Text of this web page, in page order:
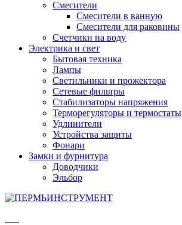
Смесители
Смесители в ванную
Смесители для раковины
Счетчики на воду
Электрика и свет
Бытовая техника
Лампы
Светильники и прожектора
Сетевые фильтры
Стабилизаторы напряжения
Терморегуляторы и термостаты
Удлинители
Устройства защиты
Фонари
Замки и фурнитура
Доводчики
Эльбор